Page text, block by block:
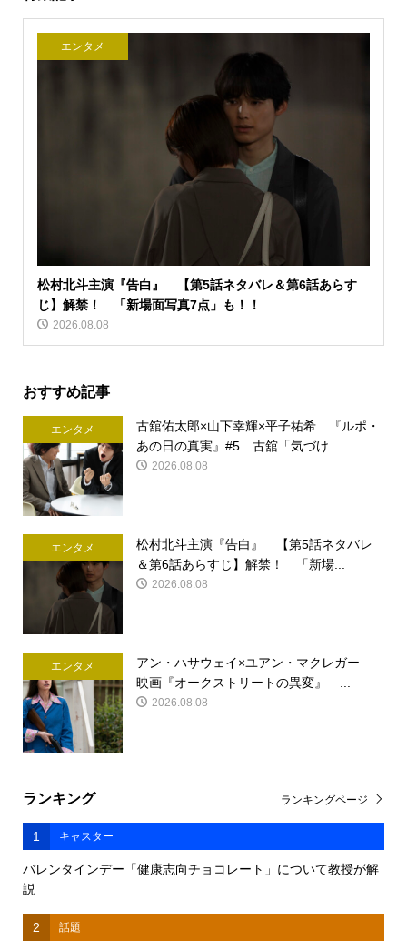
エンタメ
松村北斗主演『告白』 【第5話ネタバレ＆第6話あらす
じ】解禁！ 「新場面写真7点」も！！
2026.08.08
おすすめ記事
エンタメ
古舘佑太郎×山下幸輝×平子祐希 『ルポ・
あの日の真実』#5 古舘「気づけ...
2026.08.08
エンタメ
松村北斗主演『告白』 【第5話ネタバレ
＆第6話あらすじ】解禁！ 「新場...
2026.08.08
エンタメ
アン・ハサウェイ×ユアン・マクレガー
映画『オークストリートの異変』 ...
2026.08.08
ランキング
1 キャスター
バレンタインデー「健康志向チョコレート」について教授が解
説
2 話題
ランキングページ